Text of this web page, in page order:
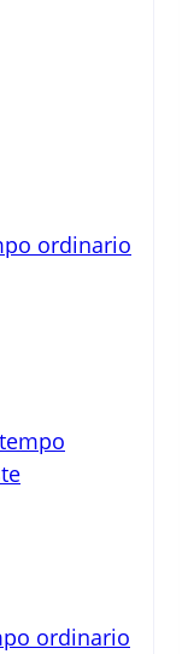
ordinario
ordinario